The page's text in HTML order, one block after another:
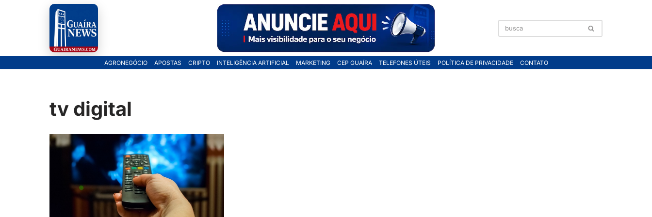
AGRONEGÓCIO APOSTAS CRIPTO INTELIGÊNCIA ARTIFICIAL MARKETING CEP GUAÍRA TELEFONES ÚTEIS POLÍTICA DE PRIVACIDADE CONTATO
tv digital